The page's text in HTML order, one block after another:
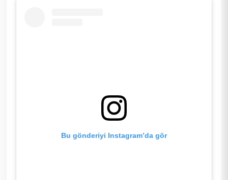
Bu gönderiyi Instagram’da gör